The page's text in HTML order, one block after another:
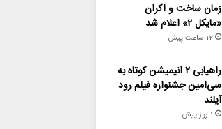
زمان ساخت و اکران
«مایکل ۲» اعلام شد
12 ساعت پیش
راهیابی ۲ انیمیشن کوتاه به
سی‌امین جشنواره فیلم رود
آیلند
1 روز پیش